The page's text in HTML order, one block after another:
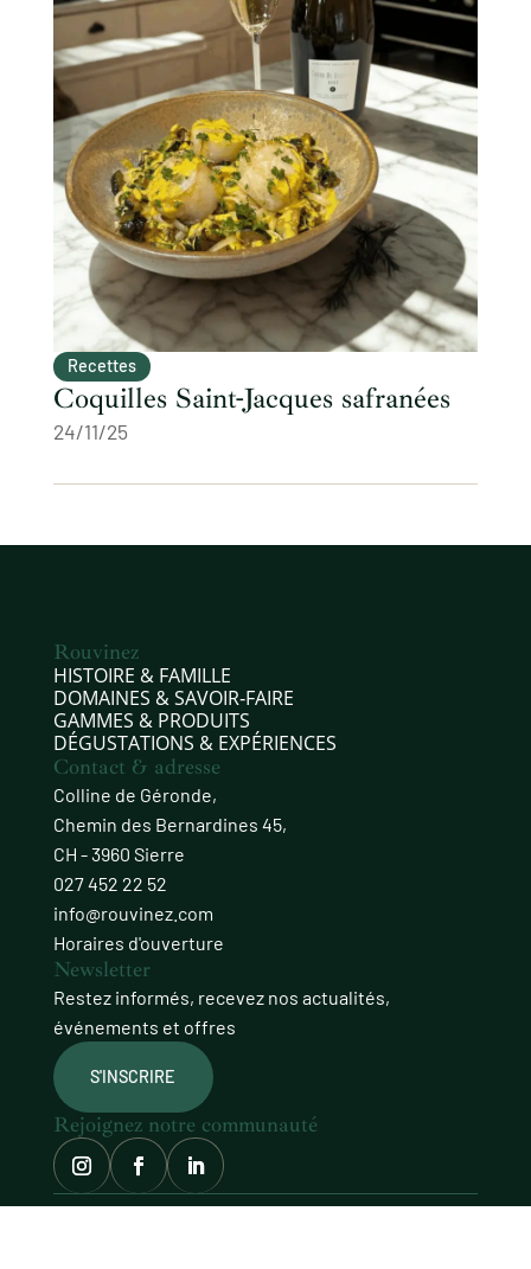
Recettes
Coquilles Saint-Jacques safranées
24/11/25
Rouvinez
HISTOIRE & FAMILLE
DOMAINES & SAVOIR‑FAIRE
GAMMES & PRODUITS
DÉGUSTATIONS & EXPÉRIENCES
Contact & adresse
Colline de Géronde,
Chemin des Bernardines 45,
CH - 3960 Sierre
027 452 22 52
info@rouvinez.com
Horaires d'ouverture
Newsletter
Restez informés, recevez nos actualités,
événements et offres
S'INSCRIRE
Rejoignez notre communauté